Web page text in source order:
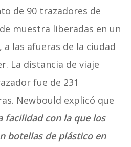
de 90 trazadores de
muestra liberadas en un
las afueras de la ciudad
La distancia de viaje
fue de 231
Newbould explicó que
facilidad con la que los
botellas de plástico en